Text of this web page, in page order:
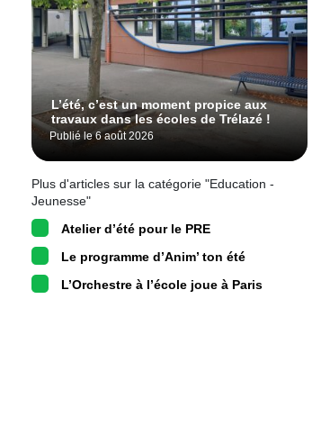
L’été, c’est un moment propice aux
travaux dans les écoles de Trélazé !
Publié le 6 août 2026
Plus d'articles sur la catégorie "Education -
Jeunesse"
Atelier d’été pour le PRE
Le programme d’Anim’ ton été
L’Orchestre à l’école joue à Paris